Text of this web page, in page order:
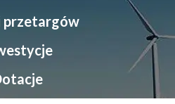
przetargów